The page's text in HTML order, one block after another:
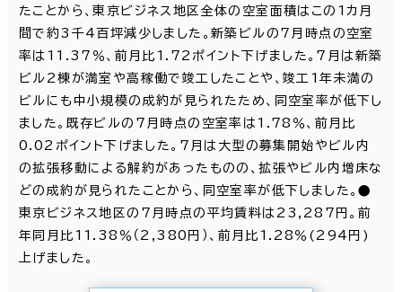
たことから、東京ビジネス地区全体の空室面積はこの1カ月
間で約3千4百坪減少しました。新築ビルの7月時点の空室
率は11.37％、前月比1.72ポイント下げました。7月は新築
ビル2棟が満室や高稼働で竣工したことや、竣工1年未満の
ビルにも中小規模の成約が見られたため、同空室率が低下し
ました。既存ビルの7月時点の空室率は1.78％、前月比
0.02ポイント下げました。7月は大型の募集開始やビル内
の拡張移動による解約があったものの、拡張やビル内増床な
どの成約が見られたことから、同空室率が低下しました。●
東京ビジネス地区の7月時点の平均賃料は23,287円。前
年同月比11.38％（2,380円）、前月比1.28％(294円)
上げました。